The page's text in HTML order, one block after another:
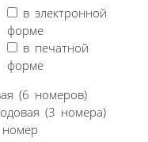
в электронной
форме
в печатной
форме
(6 номеров)
(3 номера)